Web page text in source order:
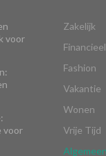
voor
voor
Zakelijk
Financieel
Fashion
Vakantie
Wonen
Vrije Tijd
Algemeen